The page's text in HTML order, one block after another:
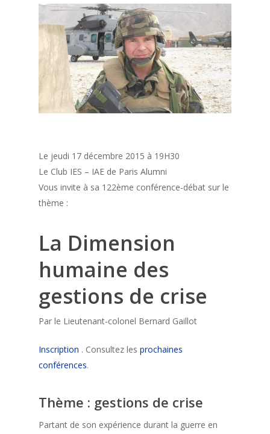
Le jeudi 17 décembre 2015 à 19H30
Le Club IES – IAE de Paris Alumni
Vous invite à sa 122ème conférence-débat sur le
thème :
La Dimension
humaine des
gestions de crise
Par le Lieutenant-colonel Bernard Gaillot
Inscription . Consultez les prochaines
conférences.
Thème : gestions de crise
Partant de son expérience durant la guerre en